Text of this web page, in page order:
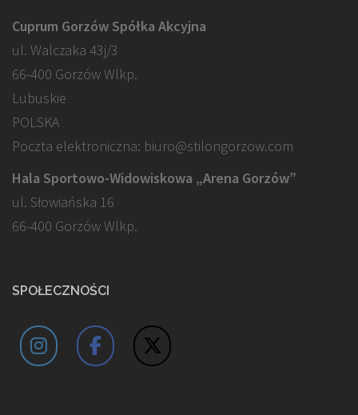
Cuprum Gorzów Spółka Akcyjna
ul. Walczaka 43j/3
66-400 Gorzów Wlkp.
Lubuskie
POLSKA
Poczta elektroniczna: biuro@stilongorzow.com
Hala Sportowo-Widowiskowa „Arena Gorzów”
ul. Słowiańska 16
66-400 Gorzów Wlkp.
SPOŁECZNOŚCI